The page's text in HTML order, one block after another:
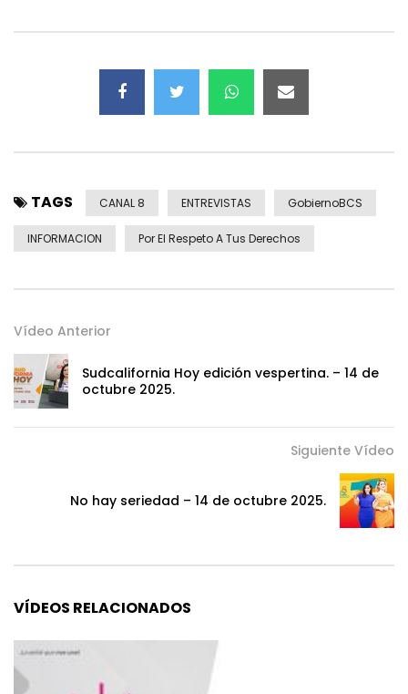
TAGS CANAL 8 ENTREVISTAS GobiernoBCS
INFORMACION Por El Respeto A Tus Derechos
Vídeo Anterior
Sudcalifornia Hoy edición vespertina. – 14 de
octubre 2025.
Siguiente Vídeo
No hay seriedad – 14 de octubre 2025.
VÍDEOS RELACIONADOS